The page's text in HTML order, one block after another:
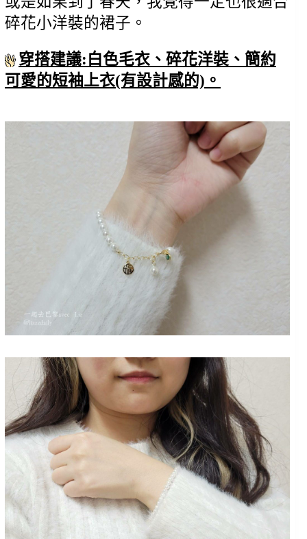
碎花小洋裝的裙子。
穿搭建議:白色毛衣、碎花洋裝、簡約
可愛的短袖上衣(有設計感的)。